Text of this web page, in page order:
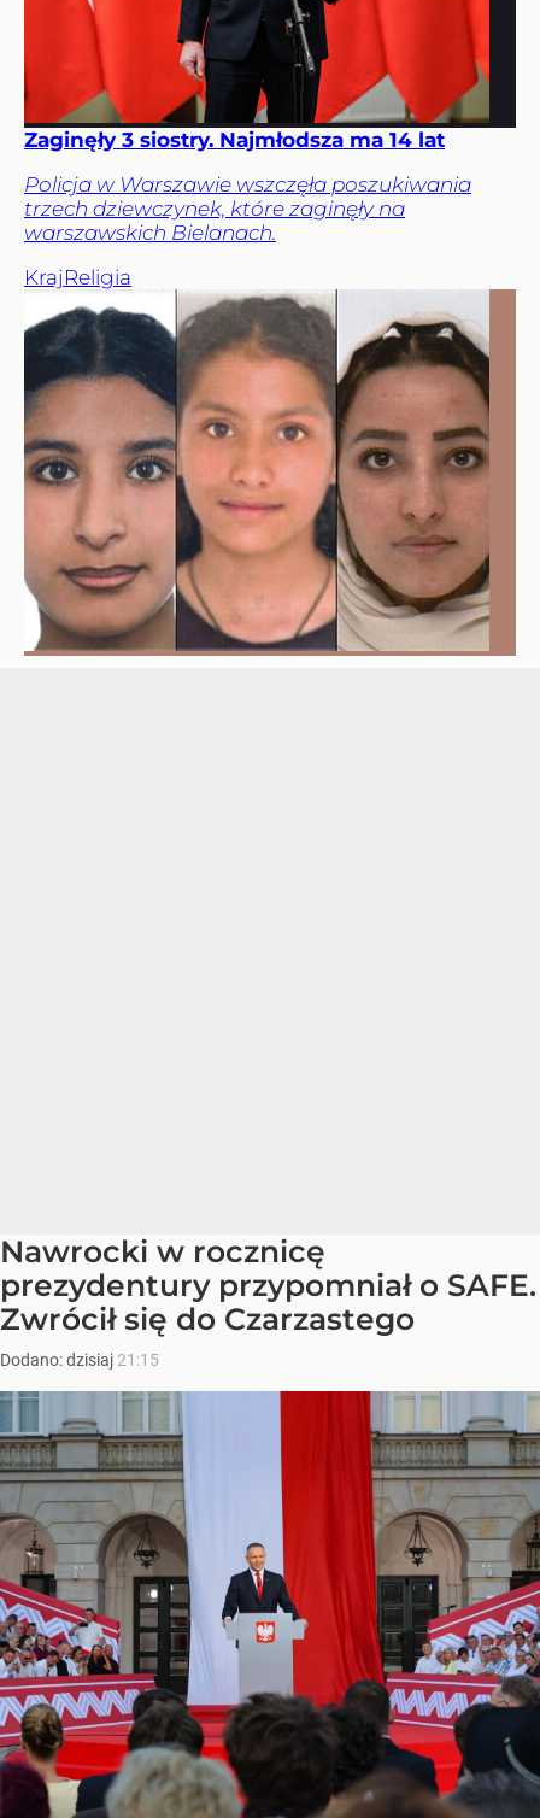
Zaginęły 3 siostry. Najmłodsza ma 14 lat
Policja w Warszawie wszczęła poszukiwania
trzech dziewczynek, które zaginęły na
warszawskich Bielanach.
Kraj Religia
Nawrocki w rocznicę
prezydentury przypomniał o SAFE.
Zwrócił się do Czarzastego
Dodano:dzisiaj 21:15